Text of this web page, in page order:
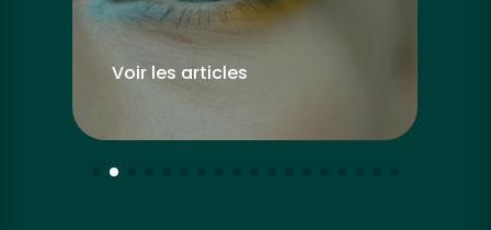
Voir les articles